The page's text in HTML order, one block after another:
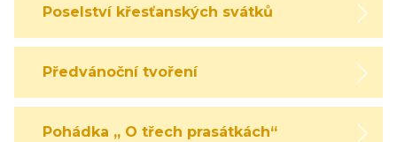
Poselství křesťanských svátků
Předvánoční tvoření
Pohádka „ O třech prasátkách“